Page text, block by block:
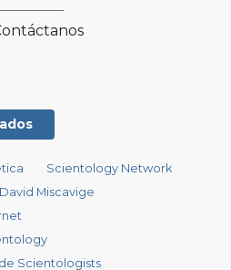
Scientology Network
David Miscavige
Scientologists